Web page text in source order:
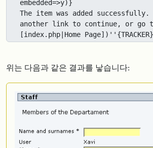
embedded=>y)}
The item was added
another link to continue, or go
[index.php|Home Page])''{TRACKER}
위는 다음과 같은 결과를 낳습니다: